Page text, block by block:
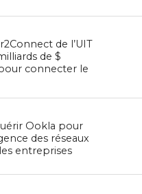
de l’UIT
de $
connecter le
Ookla pour
des réseaux
entreprises